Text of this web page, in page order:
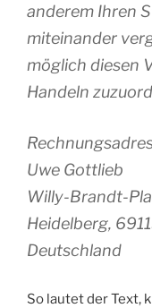
anderem Ihren
miteinander
möglich diesen
Handeln
Uwe Gottlieb
Willy-Brandt-
Heidelberg,
Deutschland
So lautet der Text,